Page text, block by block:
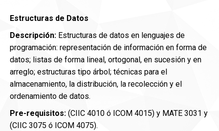
Estructuras de Datos
Descripción: Estructuras de datos en lenguajes de
programación: representación de información en forma de
datos; listas de forma lineal, ortogonal, en sucesión y en
arreglo; estructuras tipo árbol; técnicas para el
almacenamiento, la distribución, la recolección y el
ordenamiento de datos.
Pre-requisitos: (CIIC 4010 ó ICOM 4015) y MATE 3031 y
(CIIC 3075 ó ICOM 4075).